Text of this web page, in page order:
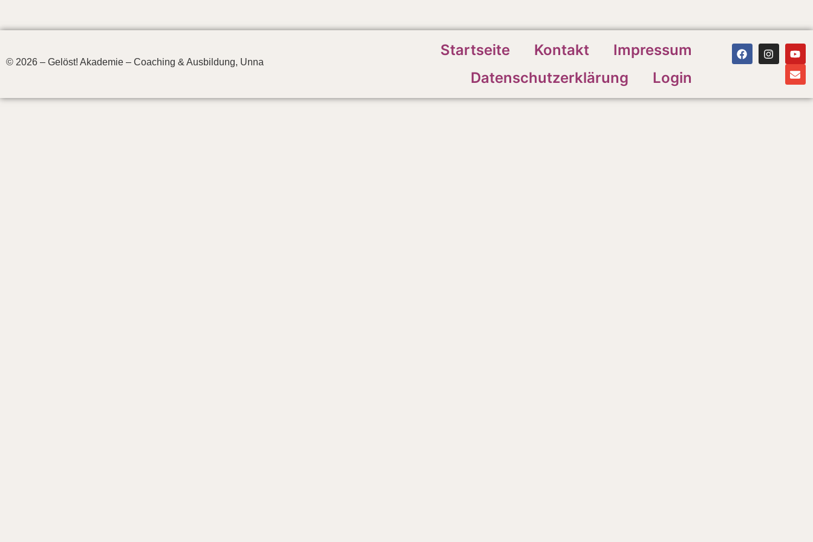
© 2026 – Gelöst! Akademie – Coaching & Ausbildung, Unna
Startseite Kontakt
Impressum
Datenschutzerklärung
Login